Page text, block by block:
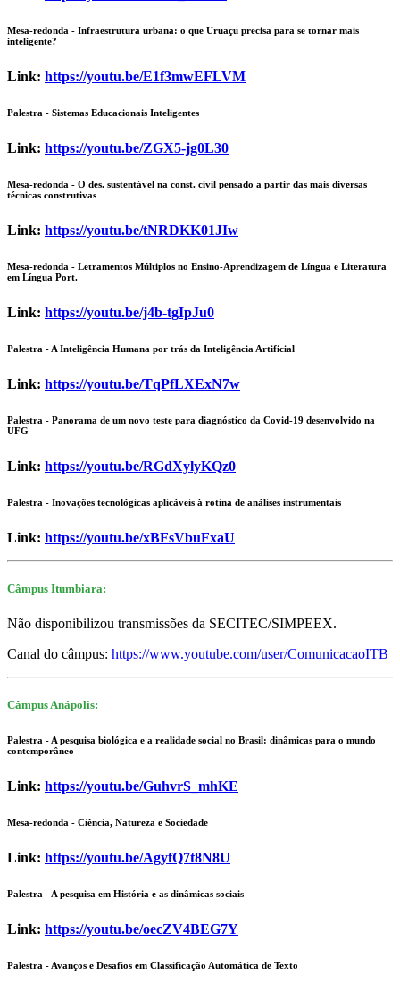
Mesa-redonda - Infraestrutura urbana: o que Uruaçu precisa para se tornar mais
inteligente?
Link: https://youtu.be/E1f3mwEFLVM
Palestra - Sistemas Educacionais Inteligentes
Link: https://youtu.be/ZGX5-jg0L30
Mesa-redonda - O des. sustentável na const. civil pensado a partir das mais diversas
técnicas construtivas
Link: https://youtu.be/tNRDKK01JIw
Mesa-redonda - Letramentos Múltiplos no Ensino-Aprendizagem de Língua e Literatura
em Língua Port.
Link: https://youtu.be/j4b-tgIpJu0
Palestra - A Inteligência Humana por trás da Inteligência Artificial
Link: https://youtu.be/TqPfLXExN7w
Palestra - Panorama de um novo teste para diagnóstico da Covid-19 desenvolvido na
UFG
Link: https://youtu.be/RGdXylyKQz0
Palestra - Inovações tecnológicas aplicáveis à rotina de análises instrumentais
Link: https://youtu.be/xBFsVbuFxaU
Câmpus Itumbiara:
Não disponibilizou transmissões da SECITEC/SIMPEEX.
Canal do câmpus: https://www.youtube.com/user/ComunicacaoITB
Câmpus Anápolis:
Palestra - A pesquisa biológica e a realidade social no Brasil: dinâmicas para o mundo
contemporâneo
Link: https://youtu.be/GuhvrS_mhKE
Mesa-redonda - Ciência, Natureza e Sociedade
Link: https://youtu.be/AgyfQ7t8N8U
Palestra - A pesquisa em História e as dinâmicas sociais
Link: https://youtu.be/oecZV4BEG7Y
Palestra - Avanços e Desafios em Classificação Automática de Texto